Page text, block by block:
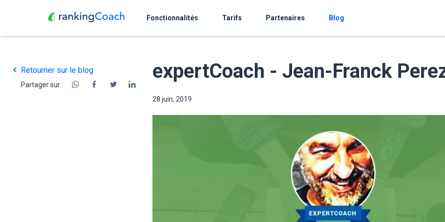
Fonctionnalités Tarifs Partenaires Blog
Retourner sur le blog
Partager sur :
expertCoach - Jean-Franck
28 juin, 2019